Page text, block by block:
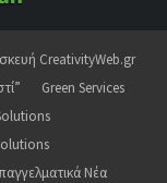
CreativityWeb.gr
Green Services
Νέα